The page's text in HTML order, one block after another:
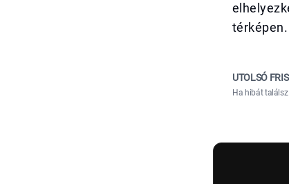
térképen.
UTOLSÓ
Ha hibát